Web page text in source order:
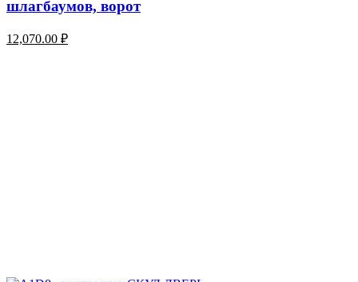
шлагбаумов, ворот
12,070.00 ₽